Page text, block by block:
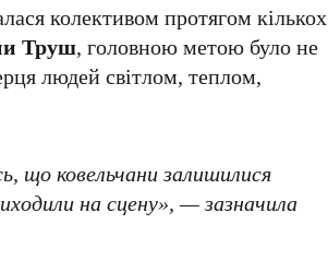
колективом протягом кількох
Труш, головною метою було не
людей світлом, теплом,
що ковельчани залишилися
на сцену», — зазначила